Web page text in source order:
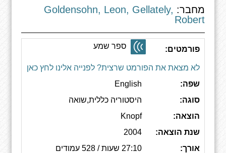
מחבר: Goldensohn, Leon, Gellately,
Robert
פורמטים: ספר שמע
לא מצאת את הפורמט שרצית? לפנייה אלינו לחץ כאן
שפה:
English
סוגה:
היסטוריה כללית,שואה
הוצאה:
Knopf
שנת הוצאה:
2004
אורך:
27:10 שעות / 528 עמודים